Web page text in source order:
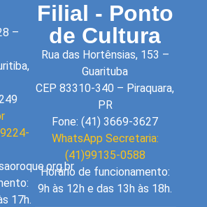
–
17h.
Filial - Ponto
de Cultura
Rua das Hortênsias, 153 –
Guarituba
CEP 83310-340 – Piraquara,
PR
Fone: (41) 3669-3627
WhatsApp Secretaria:
(41)99135-0588
Horário de funcionamento:
9h às 12h e das 13h às 18h.